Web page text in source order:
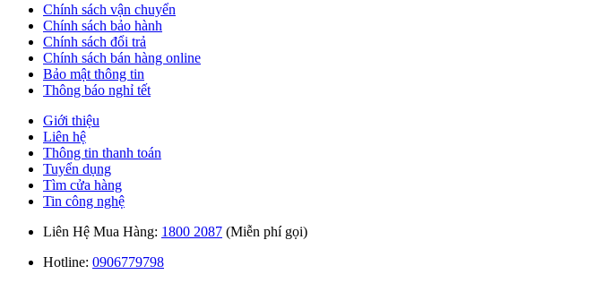
Chính sách vận chuyển
Chính sách bảo hành
Chính sách đổi trả
Chính sách bán hàng online
Bảo mật thông tin
Thông báo nghỉ tết
Giới thiệu
Liên hệ
Thông tin thanh toán
Tuyển dụng
Tìm cửa hàng
Tin công nghệ
Liên Hệ Mua Hàng: 1800 2087 (Miễn phí gọi)
Hotline: 0906779798